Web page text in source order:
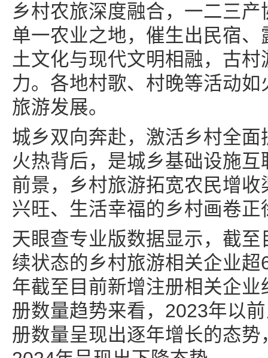
乡村农旅深度融合，一二三
单一农业之地，催生出民宿
土文化与现代文明相融，古
力。各地村歌、村晚等活动
旅游发展。
城乡双向奔赴，激活乡村全
火热背后，是城乡基础设施
前景，乡村旅游拓宽农民增
兴旺、生活幸福的乡村画卷正
天眼查专业版数据显示，截
续状态的乡村旅游相关企业
年截至目前新增注册相关企
册数量趋势来看，2023年以
册数量呈现出逐年增长的态